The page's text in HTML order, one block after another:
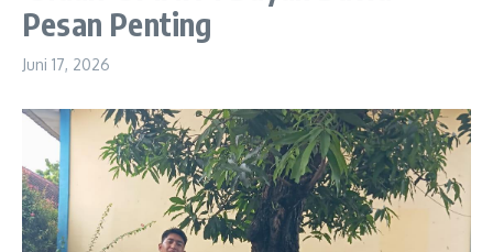
Pesan Penting
Juni 17, 2026